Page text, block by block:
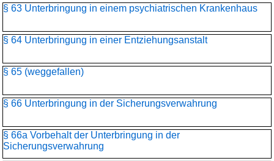
§ 63 Unterbringung in einem psychiatrischen Krankenhaus
§ 64 Unterbringung in einer Entziehungsanstalt
§ 65 (weggefallen)
§ 66 Unterbringung in der Sicherungsverwahrung
§ 66a Vorbehalt der Unterbringung in der
Sicherungsverwahrung